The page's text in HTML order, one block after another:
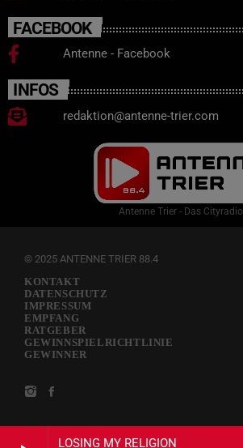
LOSING MY RELIGION
FACEBOOK
Antenne - Facebook
INFOS
redaktion@antenne-trier.com
Antenne Trier - Das Cityradio
© 2025 ANTENNE TRIER 88.4
KONTAKT
DATENSCHUTZ
IMPRESSUM
EMPFANG
RATGEBER
GEWINNSPIELRICHTLINIE
GEWINNER